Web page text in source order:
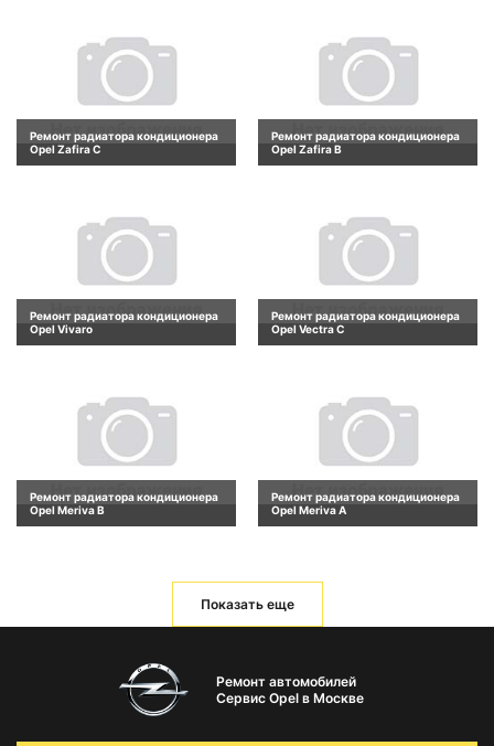
Ремонт радиатора кондиционера
Opel Zafira C
Ремонт радиатора кондиционера
Opel Zafira B
Ремонт радиатора кондиционера
Opel Vivaro
Ремонт радиатора кондиционера
Opel Vectra C
Ремонт радиатора кондиционера
Opel Meriva B
Ремонт радиатора кондиционера
Opel Meriva A
Показать еще
Ремонт автомобилей
Сервис Opel в Москве